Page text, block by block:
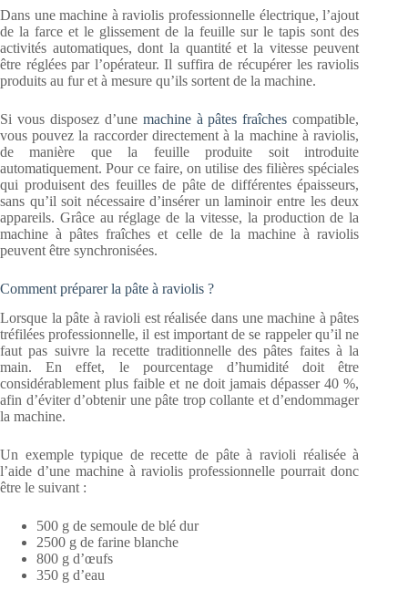
Dans une machine à raviolis professionnelle électrique, l’ajout
de la farce et le glissement de la feuille sur le tapis sont des
activités automatiques, dont la quantité et la vitesse peuvent
être réglées par l’opérateur. Il suffira de récupérer les raviolis
produits au fur et à mesure qu’ils sortent de la machine.
Si vous disposez d’une machine à pâtes fraîches compatible,
vous pouvez la raccorder directement à la machine à raviolis,
de manière que la feuille produite soit introduite
automatiquement. Pour ce faire, on utilise des filières spéciales
qui produisent des feuilles de pâte de différentes épaisseurs,
sans qu’il soit nécessaire d’insérer un laminoir entre les deux
appareils. Grâce au réglage de la vitesse, la production de la
machine à pâtes fraîches et celle de la machine à raviolis
peuvent être synchronisées.
Comment préparer la pâte à raviolis ?
Lorsque la pâte à ravioli est réalisée dans une machine à pâtes
tréfilées professionnelle, il est important de se rappeler qu’il ne
faut pas suivre la recette traditionnelle des pâtes faites à la
main. En effet, le pourcentage d’humidité doit être
considérablement plus faible et ne doit jamais dépasser 40 %,
afin d’éviter d’obtenir une pâte trop collante et d’endommager
la machine.
Un exemple typique de recette de pâte à ravioli réalisée à
l’aide d’une machine à raviolis professionnelle pourrait donc
être le suivant :
500 g de semoule de blé dur
2500 g de farine blanche
800 g d’œufs
350 g d’eau